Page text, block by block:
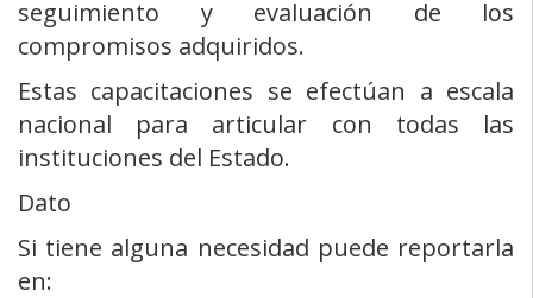
seguimiento y evaluación de los
compromisos adquiridos.
Estas capacitaciones se efectúan a escala
nacional para articular con todas las
instituciones del Estado.
Dato
Si tiene alguna necesidad puede reportarla
en: